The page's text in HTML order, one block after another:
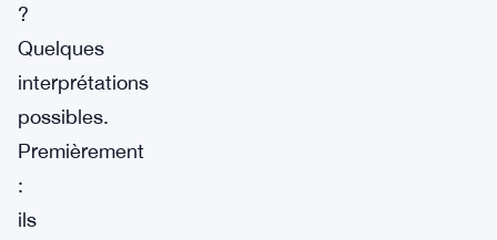
?
Quelques
interprétations
possibles.
Premièrement
:
ils